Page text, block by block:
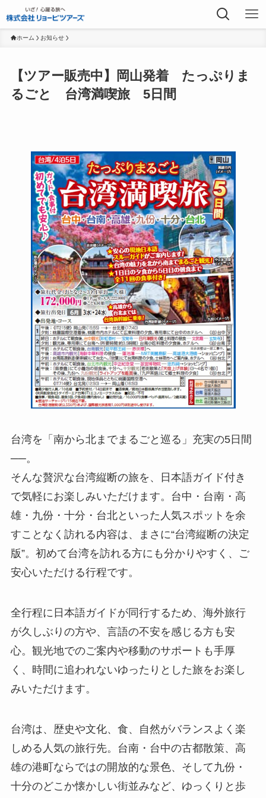
ホーム お知らせ
【ツアー販売中】岡山発着 たっぷりま
るごと 台湾満喫旅 5日間
台湾を「南から北までまるごと巡る」充実の5日間
──。
そんな贅沢な台湾縦断の旅を、日本語ガイド付き
で気軽にお楽しみいただけます。台中・台南・高
雄・九份・十分・台北といった人気スポットを余
すことなく訪れる内容は、まさに“台湾縦断の決定
版”。初めて台湾を訪れる方にも分かりやすく、ご
安心いただける行程です。
全行程に日本語ガイドが同行するため、海外旅行
が久しぶりの方や、言語の不安を感じる方も安
心。観光地でのご案内や移動のサポートも手厚
く、時間に追われないゆったりとした旅をお楽し
みいただけます。
台湾は、歴史や文化、食、自然がバランスよく楽
しめる人気の旅行先。台南・台中の古都散策、高
雄の港町ならではの開放的な景色、そして九份・
十分のどこか懐かしい街並みなど、ゆっくりと歩